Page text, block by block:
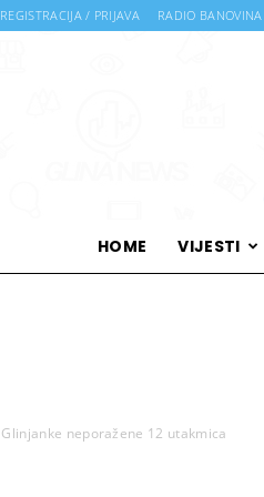
REGISTRACIJA / PRIJAVA RADIO BANOVINA
HOME VIJESTI
Glinjanke neporažene 12 utakmica